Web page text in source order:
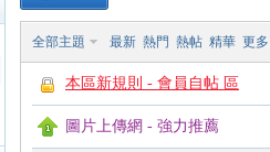
全部主題 最新 熱門 熱帖 精華 更多
本區新規則 - 會員自帖 區
圖片上傳網 - 強力推薦